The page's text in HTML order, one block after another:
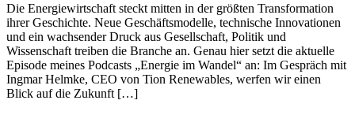
Die Energiewirtschaft steckt mitten in der größten Transformation
ihrer Geschichte. Neue Geschäftsmodelle, technische Innovationen
und ein wachsender Druck aus Gesellschaft, Politik und
Wissenschaft treiben die Branche an. Genau hier setzt die aktuelle
Episode meines Podcasts „Energie im Wandel“ an: Im Gespräch mit
Ingmar Helmke, CEO von Tion Renewables, werfen wir einen
Blick auf die Zukunft […]